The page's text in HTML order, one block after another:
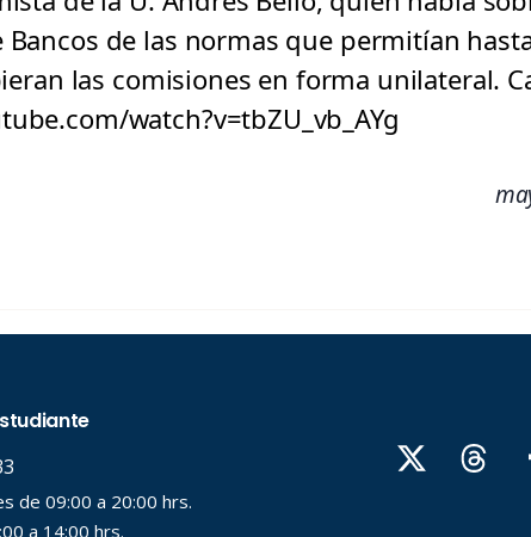
de las normas que permitían
las comisiones en forma unilateral.
watch?v=tbZU_vb_AYg